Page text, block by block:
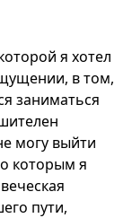
я хотел
в том,
заниматься
могу выйти
которым я
пути,